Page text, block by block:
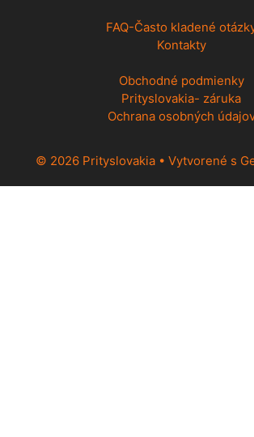
FAQ-Často kladené
Kontakty
Obchodné podmienky
Prityslovakia- záruka
Ochrana osobných
© 2026 Prityslovakia • Vytvorené s